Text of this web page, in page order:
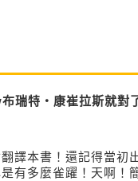
布瑞特‧康崔拉斯就對
譯本書！還記得當初
有多麼雀躍！天啊！